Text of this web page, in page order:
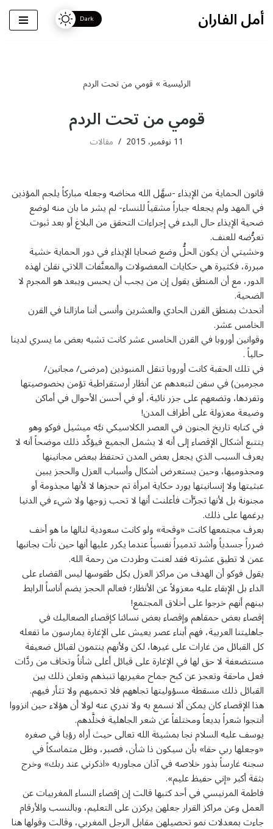
تخطى
أمل الفاران
الرئيسية » قومي من تحت الردم
قومي من تحت الردم
11 نوفمبر، 2015 مقالات
قانون الحماية من الإيذاء -سهَّل الله مخاضه وجعله مباركاً يلجم المؤذين
في المهد ولم يجعله جباراً مشقياً للنساء- لم يشر ما بان منه لوضع
ضحية الإيذاء حال البدء في إجراءات التحقق من البلاغ أو بعد ثبوت
تعرُّضه للعنف.
وخشيتي أن يكون الحلُّ وضع ضحايا الإيذاء في دور الحماية خشية
مبررة، فكثيرة هي حكايات المعضولات والمعنَّفات اللاتي نقلن لهذه
الدور، مع أن المنطق يقول إن من يجب أن يحبس ويبعد هو المجرم لا
الضحية.
أتحدث بمنطق القرن الحادي والعشرين وأنسى أننا مازالنا في القرن
الخامس عشر.
وقوانين أوروبا في القرن الخامس عشر كانت تشبه بعض ما يسري لدينا
حالياً .
في تلك الحقبة كانت أوروبا تنقل المنبوذين (مرضى/ مجانين/
مجرمين) في سفن لتبعدهم عن أنظار أرستقراطية تؤمن بخصوصيتها
وتفردها، وتضعهم على جزر نائية، أو في أحسن الأحوال في أماكن
وضيعة معزولة على أطراف المدن!
في كتابه تاريخ الجنون في العصر الكلاسيكي نبَّه ميشيل فوكو وهو
يتتبع أشكال الإقصاء إلى أنه لا يشمل الجميع فيؤكِّد ذلك موضحاً أنه لا
يعرف السبب الذي يجعل بعض المدن تحتفظ ببعض مجانينها
ومجذوميها، وحين يستعرض أشكال وأسباب العزل والحجز يبين
عبثيتها ولا إنسانيتها يورد حكاية امرأة تم حجزها لا لأنها مجذومة أو
مجنونة بل لأنها تجرَّأت فأعلنت أنها لا تحب زوجها ولا شيء في الدنيا
يرغمها على ذلك.
بعرف مجتمعها كانت «وقحة» ولو كانت سعودية لنالها ما هو أخف
ضرراً جسدياً وأشد تدميراً نفسياً عندما يكرر عليها أنها حين نأت بجانبها
عمن لا تطيق عشرته فقد لعنت وطردت من رحمة الله.
يقول فوكو أن الهدف من مراكز العزل بكل طقوسها ليس القضاء على
الداء بل الإبقاء عليه معزولاً عن الأنظار؛ فعالم الحجز يضم أناساً الرابط
بينهم أنهم خرجوا على أخلاق المجتمع!
إقصاء بعض حمقاهم وإقصاء بعض نسائنا كإقصاء الصعاليك في
جاهليتنا العربية، فهم أبناء عصر يعيش على الإغارة يمارسون ما تفعله
كل القبائل من غارات على غيرها، لكن ولأنهم ينتمون لقبائل ضعيفة
مستضعفة لا حق لها في الإغارة على قبائل أعلى شأناً وتخاف من ردَّات
فعل ماحقة وتعجز عن كبح جماح مغيريها تنبذهم وتعلن ذلك بين
القبائل ذلك مسقطة مسؤوليتها تجاههم فلا تحميهم ولا تثأر فيهم.
هذا الإقصاء كان يمكن ألا نسمع به ولا ندري عنه لولا أن هؤلاء حين انزووا
أنتجوا شعراً بديعاً ومختلفاً عن شعر الجاهلية فخلَّدهم.
يوسف عليه السلام نجا بمشيئة الله تعالى حيث أراه رؤيا في صغره
«وجعلها ربي حقا» بأن سيكون ذا شأن، فصبر، وظل متماسكاً في
سجنه غارساً بذور خلاصه في آذان مجاوريه «اذكرني عند ربك» وخرج
بثقة أكبر «إني حفيظ عليم».
فاطمة المرنيسي في أحد كتبها قالت إن إقصاء النساء المغربيات عن
العمل وعن مراكز القرار جعلهن يركزن على التعليم، وبالنسب والأرقام
جاءت بمعدلات نمو تحصيلهن مقابل الرجل المغربي، وقالت وقولها هنا